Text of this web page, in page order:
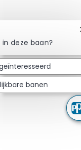
deze baan?
banen